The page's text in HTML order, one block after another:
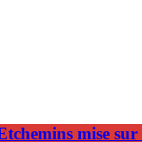
mise